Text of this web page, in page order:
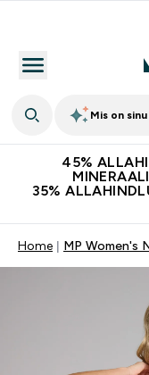
Mis on
45%
35%
Home MP Women's